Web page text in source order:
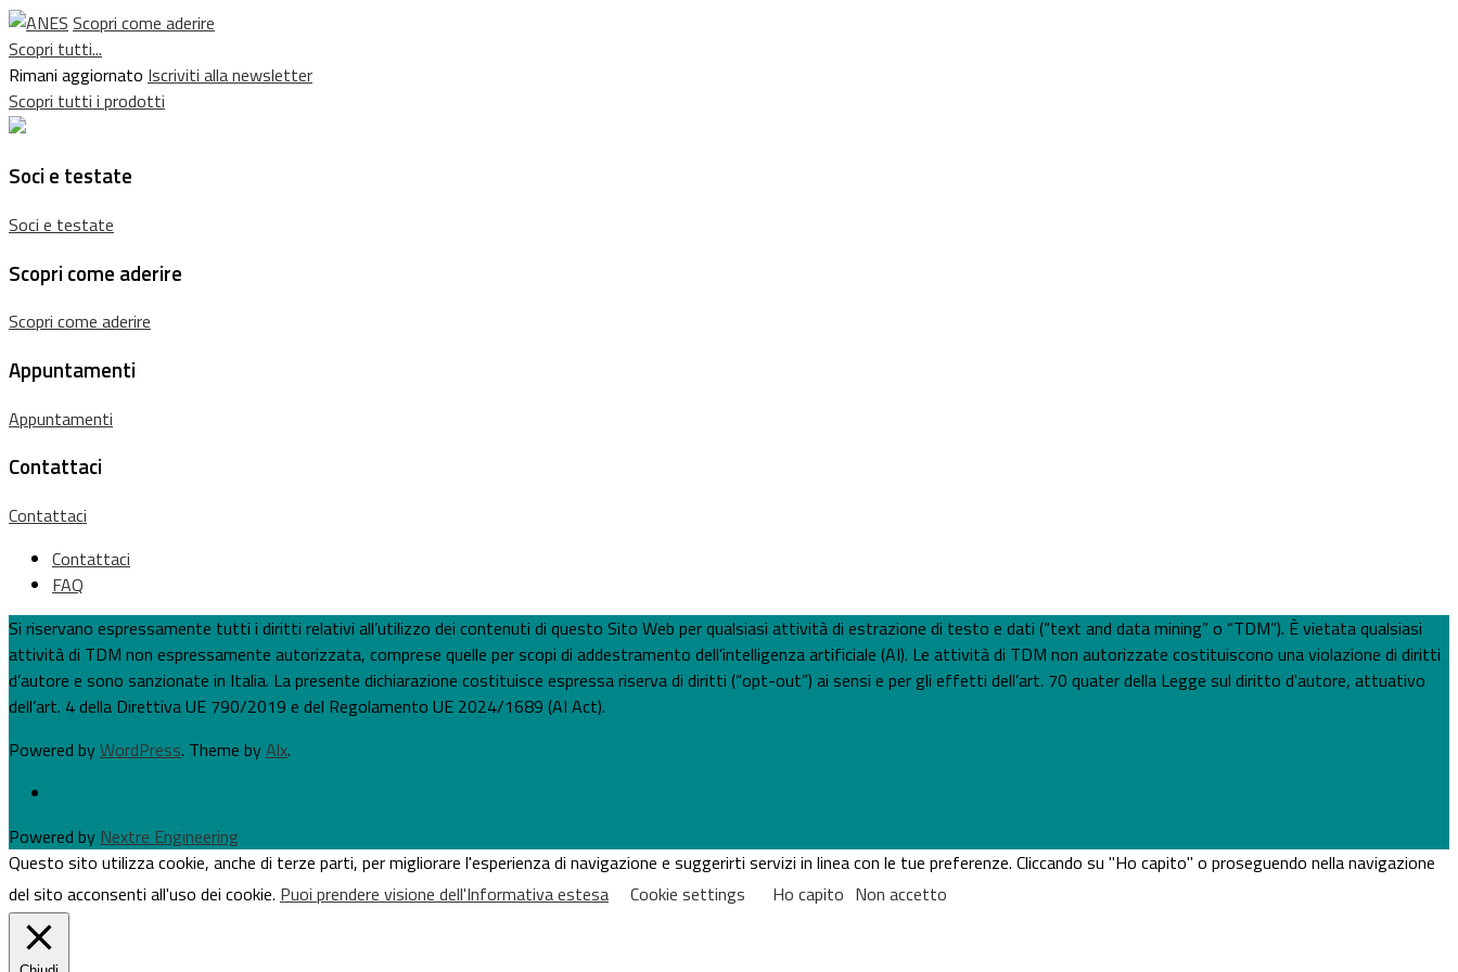
Scopri come aderire
Scopri tutti...
Rimani aggiornato Iscriviti alla newsletter
Scopri tutti i prodotti
Soci e testate
Soci e testate
Scopri come aderire
Scopri come aderire
Appuntamenti
Appuntamenti
Contattaci
Contattaci
Contattaci
FAQ
Si riservano espressamente tutti i diritti relativi all’utilizzo dei contenuti di questo Sito Web per qualsiasi attività di estrazione di testo e dati (“text and data mining” o “TDM”). È vietata qualsiasi
attività di TDM non espressamente autorizzata, comprese quelle per scopi di addestramento dell’intelligenza artificiale (AI). Le attività di TDM non autorizzate costituiscono una violazione di diritti
d’autore e sono sanzionate in Italia. La presente dichiarazione costituisce espressa riserva di diritti (“opt-out”) ai sensi e per gli effetti dell’art. 70 quater della Legge sul diritto d'autore, attuativo
dell’art. 4 della Direttiva UE 790/2019 e del Regolamento UE 2024/1689 (AI Act).
Powered byWordPress. Theme byAlx.
Powered by Nextre Engineering
Questo sito utilizza cookie, anche di terze parti, per migliorare l'esperienza di navigazione e suggerirti servizi in linea con le tue preferenze. Cliccando su "Ho capito" o proseguendo nella navigazione
del sito acconsenti all'uso dei cookie. Puoi prendere visione dell'Informativa estesa Cookie settings Ho capito Non accetto